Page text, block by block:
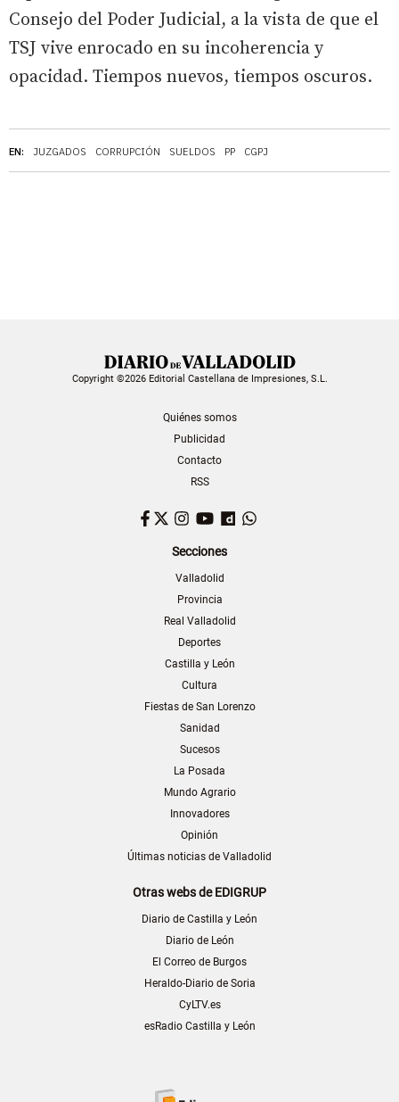
EN: JUZGADOS CORRUPCIÓN SUELDOS PP CGPJ
Consejo del Poder Judicial, a la vista de que el
TSJ vive enrocado en su incoherencia y
opacidad. Tiempos nuevos, tiempos oscuros.
Copyright ©2026 Editorial Castellana de Impresiones, S.L.
Quiénes somos
Publicidad
Contacto
RSS
Facebook
TwitterInstagram
YouTubeDailymotion
Secciones
Valladolid
Provincia
Real Valladolid
Deportes
Castilla y León
Cultura
Fiestas de San Lorenzo
Sanidad
Sucesos
La Posada
Mundo Agrario
Innovadores
Opinión
Últimas noticias de Valladolid
Otras webs de EDIGRUP
Diario de Castilla y León
Diario de León
El Correo de Burgos
Heraldo-Diario de Soria
CyLTV.es
esRadio Castilla y León